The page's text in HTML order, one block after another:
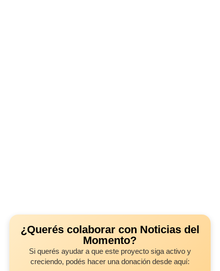
¿Querés colaborar con Noticias del
Momento?
Si querés ayudar a que este proyecto siga activo y
creciendo, podés hacer una donación desde aquí: